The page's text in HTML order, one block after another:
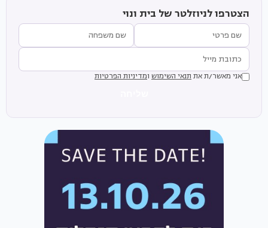
הצטרפו לניוזלטר של בית ונוי
אני מאשר/ת את תנאי השימוש ומדיניות הפרטיות